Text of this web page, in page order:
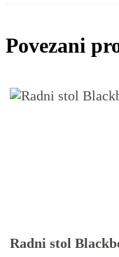
Povezani
Radni stol